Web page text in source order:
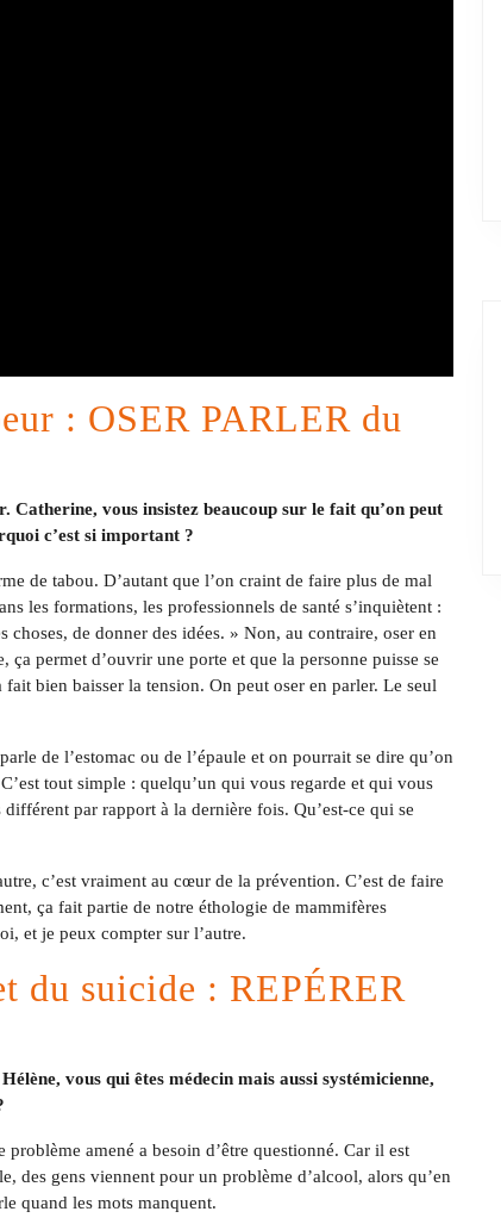
: OSER PARLER du
Catherine, vous insistez beaucoup sur le fait qu’on peut
c’est si important ?
de tabou. D’autant que l’on craint de faire plus de mal
les formations, les professionnels de santé s’inquiètent :
choses, de donner des idées. » Non, au contraire, oser en
permet d’ouvrir une porte et que la personne puisse se
bien baisser la tension. On peut oser en parler. Le seul
de l’estomac ou de l’épaule et on pourrait se dire qu’on
tout simple : quelqu’un qui vous regarde et qui vous
par rapport à la dernière fois. Qu’est-ce qui se
c’est vraiment au cœur de la prévention. C’est de faire
ça fait partie de notre éthologie de mammifères
et je peux compter sur l’autre.
du suicide : REPÉRER
vous qui êtes médecin mais aussi systémicienne,
problème amené a besoin d’être questionné. Car il est
des gens viennent pour un problème d’alcool, alors qu’en
quand les mots manquent.